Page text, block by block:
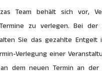
Team behält sich vor,
zu verlegen. Bei der
Sie das gezahlte Entgelt
Verlegung einer
dem neuen Termin an der